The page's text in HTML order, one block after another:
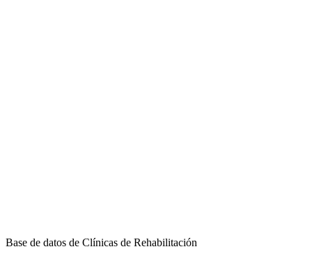
Base de datos de Clínicas de Rehabilitación